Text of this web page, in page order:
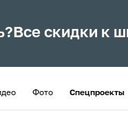
Все скидки к
Фото Спецпроекты